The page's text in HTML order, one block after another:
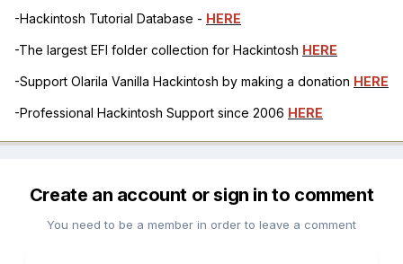
-Hackintosh Tutorial Database - HERE
-The largest EFI folder collection for Hackintosh HERE
-Support Olarila Vanilla Hackintosh by making a donation HERE
-Professional Hackintosh Support since 2006 HERE
Create an account or sign in to comment
You need to be a member in order to leave a comment